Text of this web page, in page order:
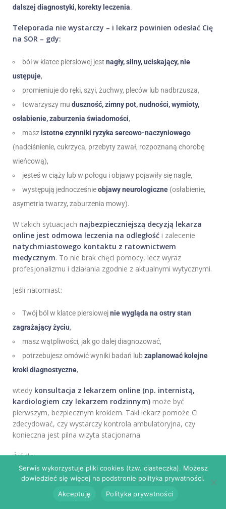
dalszej diagnostyki, korekty leczenia.
Teleporada nie wystarczy – i lekarz powinien odesłać Cię
na SOR – gdy:
ból w klatce piersiowej jest nagły, silny, uciskający, nie
ustępuje,
promieniuje do ręki, szyi, żuchwy, pleców lub nadbrzusza,
towarzyszy mu duszność, zimny pot, nudności, wymioty,
osłabienie, zaburzenia świadomości,
maszistotne czynniki ryzyka sercowo-naczyniowego
(nadciśnienie, cukrzyca, przebyty zawał, rozpoznaną chorobę
wieńcową),
jesteś w ciąży lub w połogu i objawy pojawiły się nagle,
występują jednocześnieobjawy neurologiczne (osłabienie,
asymetria twarzy, zaburzenia mowy).
W takich sytuacjach najbezpieczniejszą decyzją lekarza
online jest odmowa leczenia na odległość i zalecenie
natychmiastowego kontaktu z ratownictwem
medycznym. To nie brak chęci pomocy, lecz wyraz
profesjonalizmu i działania zgodnie z aktualnymi wytycznymi.
Jeśli natomiast:
Twój ból w klatce piersiowejnie wygląda na ostry stan
zagrażający życiu,
masz wątpliwości, jak go dalej diagnozować,
potrzebujesz omówić wyniki badań lub zaplanować kolejne
kroki diagnostyczne,
wtedy konsultacja z lekarzem online (np. internistą,
kardiologiem czy lekarzem rodzinnym) może być
pierwszym, bezpiecznym krokiem. Taki lekarz pomoże Ci
zdecydować, czy wystarczy kontrola ambulatoryjna, czy
konieczna jest pilna wizyta stacjonarna.
Źródła
Gulati M. i in. 2021 AHA/ACC Guideline for the Evaluation
and Diagnosis of Chest Pain.
American College of Cardiology
Serwis wykorzystuje pliki cookies (tzw. ciasteczka). Możesz
dowiedzieć się więcej na podstronie polityka prywatności.
Akceptuję
Polityka prywatności